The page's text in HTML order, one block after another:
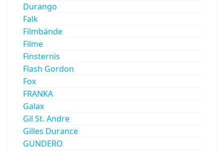
Durango
Falk
Filmbände
Filme
Finsternis
Flash Gordon
Fox
FRANKA
Galax
Gil St. Andre
Gilles Durance
GUNDERO